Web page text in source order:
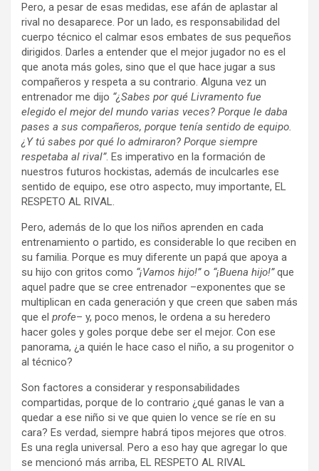
Pero, a pesar de esas medidas, ese afán de aplastar al
rival no desaparece. Por un lado, es responsabilidad del
cuerpo técnico el calmar esos embates de sus pequeños
dirigidos. Darles a entender que el mejor jugador no es el
que anota más goles, sino que el que hace jugar a sus
compañeros y respeta a su contrario. Alguna vez un
entrenador me dijo “¿Sabes por qué Livramento fue
elegido el mejor del mundo varias veces? Porque le daba
pases a sus compañeros, porque tenía sentido de equipo.
¿Y tú sabes por qué lo admiraron? Porque siempre
respetaba al rival”. Es imperativo en la formación de
nuestros futuros hockistas, además de inculcarles ese
sentido de equipo, ese otro aspecto, muy importante, EL
RESPETO AL RIVAL.
Pero, además de lo que los niños aprenden en cada
entrenamiento o partido, es considerable lo que reciben en
su familia. Porque es muy diferente un papá que apoya a
su hijo con gritos como “¡Vamos hijo!”o “¡Buena hijo!”que
aquel padre que se cree entrenador –exponentes que se
multiplican en cada generación y que creen que saben más
que el profe– y, poco menos, le ordena a su heredero
hacer goles y goles porque debe ser el mejor. Con ese
panorama, ¿a quién le hace caso el niño, a su progenitor o
al técnico?
Son factores a considerar y responsabilidades
compartidas, porque de lo contrario ¿qué ganas le van a
quedar a ese niño si ve que quien lo vence se ríe en su
cara? Es verdad, siempre habrá tipos mejores que otros.
Es una regla universal. Pero a eso hay que agregar lo que
se mencionó más arriba, EL RESPETO AL RIVAL